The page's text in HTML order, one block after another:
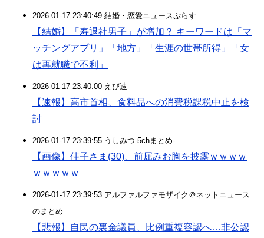
2026-01-17 23:40:49 結婚・恋愛ニュースぷらす
【結婚】「寿退社男子」が増加？ キーワードは「マ
ッチングアプリ」「地方」「生涯の世帯所得」「女
は再就職で不利」
2026-01-17 23:40:00 えび速
【速報】高市首相、食料品への消費税課税中止を検
討
2026-01-17 23:39:55 うしみつ-5chまとめ-
【画像】佳子さま(30)、前屈みお胸を披露ｗｗｗｗ
ｗｗｗｗｗ
2026-01-17 23:39:53 アルファルファモザイク＠ネットニュース
のまとめ
【悲報】自民の裏金議員、比例重複容認へ…非公認